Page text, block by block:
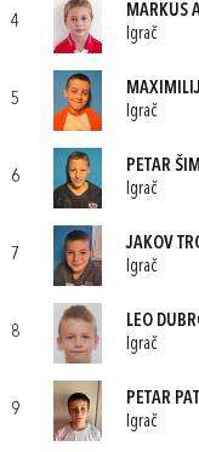
4
MARKUS
Igrač
5
Igrač
6
PETAR
Igrač
7
JAKOV
Igrač
8
LEO
Igrač
9
PETAR
Igrač